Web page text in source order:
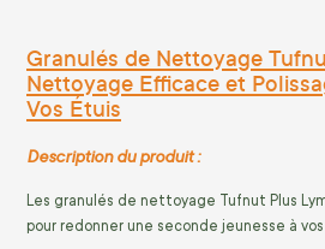
Granulés de Nettoyage
Nettoyage Efficace et
Vos Étuis
Description du produit :
Les granulés de nettoyage Tufnut Plus
pour redonner une seconde jeunesse à